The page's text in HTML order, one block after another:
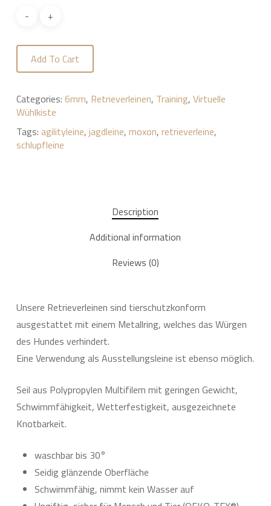
Add To Cart
Categories: 6mm, Retrieverleinen, Training, Virtuelle
Wühlkiste
Tags: agilityleine, jagdleine, moxon, retrieverleine,
schlupfleine
Description
Additional information
Reviews (0)
Unsere Retrieverleinen sind tierschutzkonform
ausgestattet mit einem Metallring, welches das Würgen
des Hundes verhindert.
Eine Verwendung als Ausstellungsleine ist ebenso möglich.
Seil aus Polypropylen Multifilem mit geringen Gewicht,
Schwimmfähigkeit, Wetterfestigkeit, ausgezeichnete
Knotbarkeit.
waschbar bis 30°
Seidig glänzende Oberfläche
Schwimmfähig, nimmt kein Wasser auf